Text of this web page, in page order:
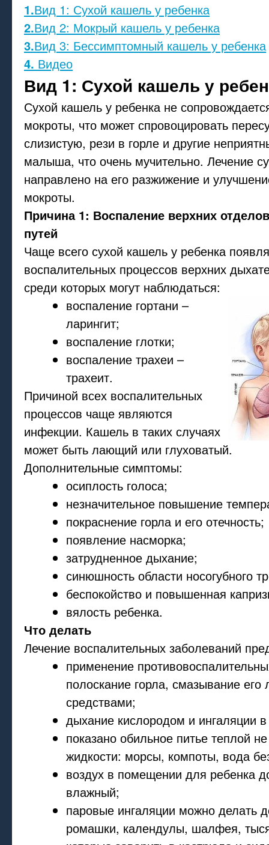
1.Вид 1: Сухой кашель у ребенка
2.Вид 2: Мокрый кашель у ребенка
3.Вид 3: Бессимптомный кашель у ребенка
4. Видео
Вид 1: Сухой кашель у
Сухой кашель у ребенка не
мокроты, что может спровоцировать
слизистую, рези в горле и другие
малыша, что очень мучительно. Лечение
направлено на его разжижение и
мокроты.
Причина 1: Воспаление верхних
путей
Чаще всего сухой кашель у ребенка
воспалительных процессов верхних
среди которых могут наблюдаться:
воспаление гортани –
ларингит;
воспаление глотки;
воспаление трахеи –
трахеит.
Причиной всех воспалительных
процессов чаще являются
инфекции. Кашель в таких случаях
может быть лающий или глуховатый.
Дополнительные симптомы:
осиплость голоса;
незначительное повышение
покраснение горла и его отечность;
появление насморка;
затрудненное дыхание;
синюшность области носогубного
беспокойство и повышенная
вялость ребенка.
Что делать
Лечение воспалительных заболеваний
применение
полоскание горла, смазывание его
средствами;
дыхание кислородом и ингаляции
показано обильное питье теплой
жидкости: морсы, компоты, вода
воздух в помещении для ребенка
влажный;
паровые ингаляции можно делать
ромашки, календулы, шалфея,